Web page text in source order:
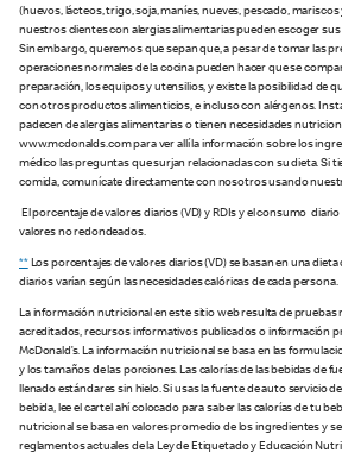
(huevos, lácteos, trigo, soja, maníes, nueves, pescado, mariscos
nuestros clientes con alergias alimentarias pueden escoger
Sin embargo, queremos que sepan que, a pesar de tomar las
operaciones normales de la cocina pueden hacer que se
preparación, los equipos y utensilios, y existe la posibilidad de
con otros productos alimenticios, e incluso con alérgenos.
padecen de alergias alimentarias o tienen necesidades
www.mcdonalds.com para ver allí la información sobre los
médico las preguntas que surjan relacionadas con su dieta. Si
comida, comunícate directamente con nosotros usando
El porcentaje de valores diarios (VD) y RDIs y el consumo
valores no redondeados.
**Los porcentajes de valores diarios (VD) se basan en una dieta
diarios varían según las necesidades calóricas de cada persona.
La información nutricional en este sitio web resulta de pruebas
acreditados, recursos informativos publicados o información
McDonald’s. La información nutricional se basa en las
y los tamaños de las porciones. Las calorías de las bebidas de
llenado estándares sin hielo. Si usas la fuente de auto servicio
bebida, lee el cartel ahí colocado para saber las calorías de tu
nutricional se basa en valores promedio de los ingredientes y
reglamentos actuales de la Ley de Etiquetado y Educación